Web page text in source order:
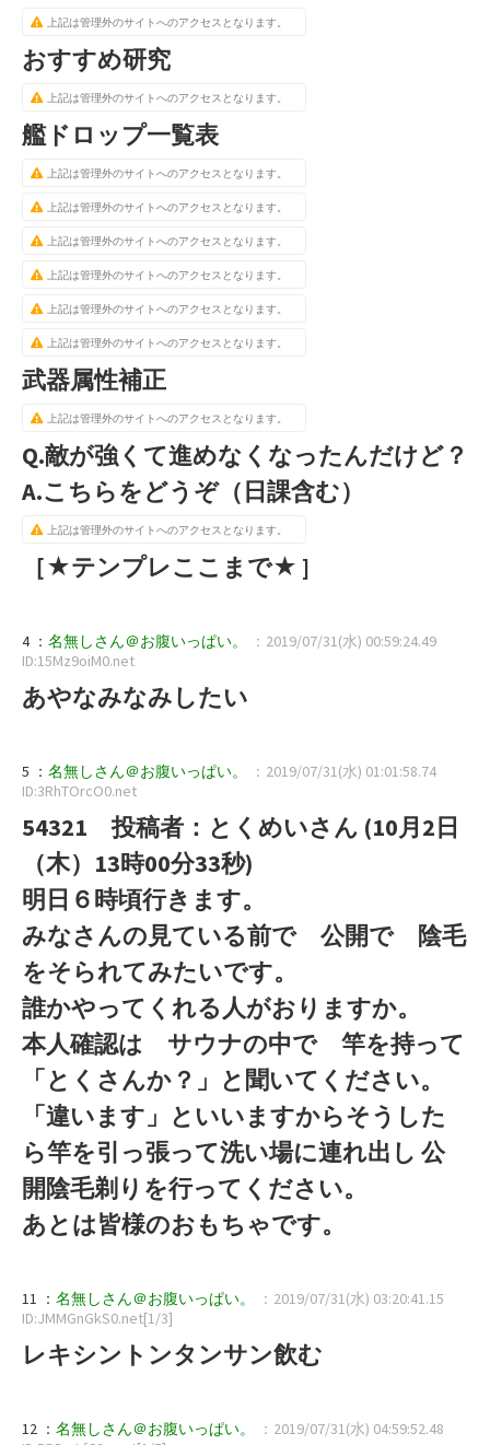
上記は管理外のサイトへのアクセスとなります。
おすすめ研究
上記は管理外のサイトへのアクセスとなります。
艦ドロップ一覧表
上記は管理外のサイトへのアクセスとなります。
上記は管理外のサイトへのアクセスとなります。
上記は管理外のサイトへのアクセスとなります。
上記は管理外のサイトへのアクセスとなります。
上記は管理外のサイトへのアクセスとなります。
上記は管理外のサイトへのアクセスとなります。
武器属性補正
上記は管理外のサイトへのアクセスとなります。
Q.敵が強くて進めなくなったんだけど？
A.こちらをどうぞ（日課含む）
上記は管理外のサイトへのアクセスとなります。
［★テンプレここまで★ ]
4 ： 名無しさん＠お腹いっぱい。
：2019/07/31(水) 00:59:24.49
ID:15Mz9oiM0.net
あやなみなみしたい
5 ： 名無しさん＠お腹いっぱい。
：2019/07/31(水) 01:01:58.74
ID:3RhTOrcO0.net
54321 投稿者：とくめいさん (10月2日
（木）13時00分33秒)
明日６時頃行きます。
みなさんの見ている前で 公開で 陰毛
をそられてみたいです。
誰かやってくれる人がおりますか。
本人確認は サウナの中で 竿を持って
「とくさんか？」と聞いてください。
「違います」といいますからそうした
ら竿を引っ張って洗い場に連れ出し 公
開陰毛剃りを行ってください。
あとは皆様のおもちゃです。
11 ： 名無しさん＠お腹いっぱい。
：2019/07/31(水) 03:20:41.15
ID:JMMGnGkS0.net[1/3]
レキシントンタンサン飲む
12 ： 名無しさん＠お腹いっぱい。
：2019/07/31(水) 04:59:52.48